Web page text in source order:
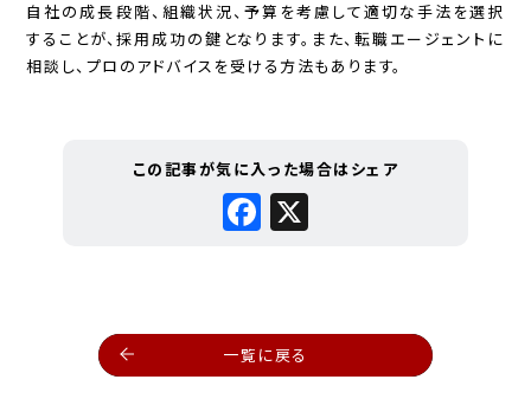
自社の成長段階、組織状況、予算を考慮して適切な手法を選択
することが、採用成功の鍵となります。また、転職エージェントに
相談し、プロのアドバイスを受ける方法もあります。
この記事が気に入った場合はシェア
Facebook
一覧に戻る